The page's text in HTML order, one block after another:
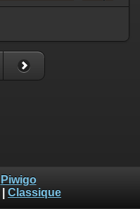
Piwigo
Classique